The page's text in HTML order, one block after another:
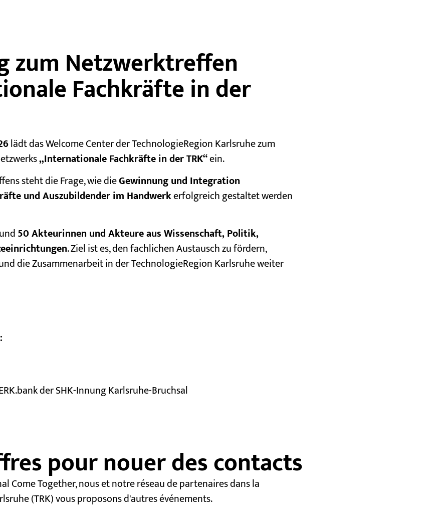
zum Netzwerktreffen
Fachkräfte in der
lädt das Welcome Center der TechnologieRegion Karlsruhe zum
„Internationale Fachkräfte in der TRK“ein.
steht die Frage, wie dieGewinnung und Integration
und Auszubildender im Handwerkerfolgreich gestaltet werden
50 Akteurinnen und Akteure aus Wissenschaft, Politik,
. Ziel ist es, den fachlichen Austausch zu fördern,
die Zusammenarbeit in der TechnologieRegion Karlsruhe weiter
der SHK-Innung Karlsruhe-Bruchsal
pour nouer des contacts
Come Together, nous et notre réseau de partenaires dans la
(TRK) vous proposons d'autres événements.